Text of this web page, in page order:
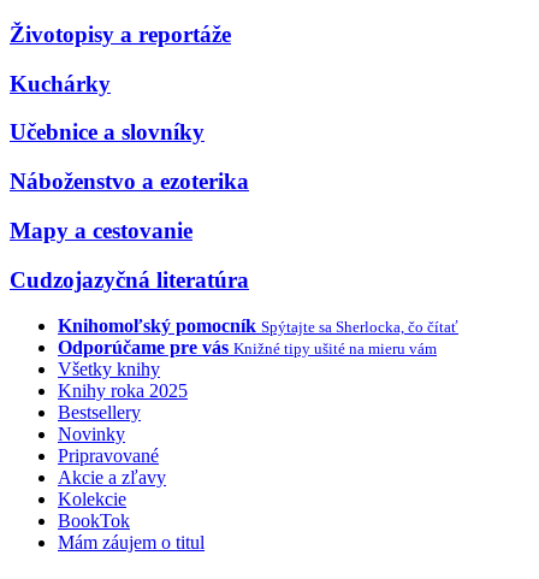
Životopisy a reportáže
Kuchárky
Učebnice a slovníky
Náboženstvo a ezoterika
Mapy a cestovanie
Cudzojazyčná literatúra
Knihomoľský pomocník Spýtajte sa Sherlocka, čo čítať
Odporúčame pre vás Knižné tipy ušité na mieru vám
Všetky knihy
Knihy roka 2025
Bestsellery
Novinky
Pripravované
Akcie a zľavy
Kolekcie
BookTok
Mám záujem o titul